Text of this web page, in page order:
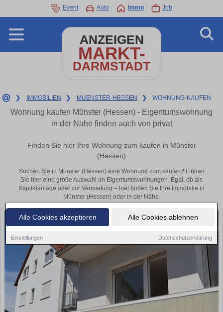
Alle Cookies akzeptieren Alle Cookies ablehnen
Einstellungen Datenschutzerklärung
Event Auto Immo Job
ANZEIGEN
MARKT-
DARMSTADT
❯ IMMOBILIEN ❯ MUENSTER-HESSEN ❯ WOHNUNG-KAUFEN
Wohnung kaufen Münster (Hessen) - Eigentumswohnung
in der Nähe finden auch von privat
Finden Sie hier Ihre Wohnung zum kaufen in Münster
(Hessen)
Suchen Sie in Münster (Hessen) eine Wohnung zum kaufen? Finden
Sie hier eine große Auswahl an Eigentumswohnungen. Egal, ob als
Kapitalanlage oder zur Vermietung – hier finden Sie Ihre Immobilie in
Münster (Hessen) oder in der Nähe.